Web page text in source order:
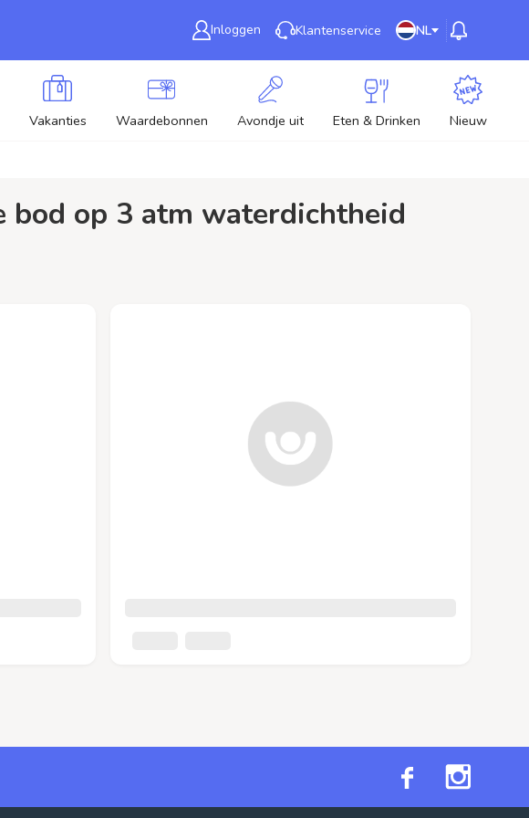
Inloggen Klantenservice NL
Vakanties Waardebonnen Avondje uit Eten & Drinken Nieuw